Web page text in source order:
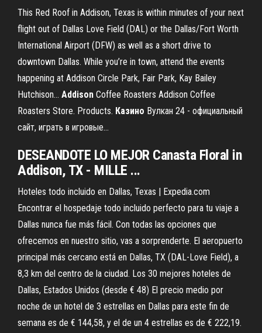
This Red Roof in Addison, Texas is within minutes of your next
flight out of Dallas Love Field (DAL) or the Dallas/Fort Worth
International Airport (DFW) as well as a short drive to
downtown Dallas. While you’re in town, attend the events
happening at Addison Circle Park, Fair Park, Kay Bailey
Hutchison... Addison Coffee Roasters Addison Coffee
Roasters Store. Products. Казино Вулкан 24 - официальный
сайт, играть в игровые…
DESEANDOTE LO MEJOR Canasta Floral in
Addison, TX - MILLE ...
Hoteles todo incluido en Dallas, Texas | Expedia.com
Encontrar el hospedaje todo incluido perfecto para tu viaje a
Dallas nunca fue más fácil. Con todas las opciones que
ofrecemos en nuestro sitio, vas a sorprenderte. El aeropuerto
principal más cercano está en Dallas, TX (DAL-Love Field), a
8,3 km del centro de la ciudad. Los 30 mejores hoteles de
Dallas, Estados Unidos (desde € 48) El precio medio por
noche de un hotel de 3 estrellas en Dallas para este fin de
semana es de € 144,58, y el de un 4 estrellas es de € 222,19.